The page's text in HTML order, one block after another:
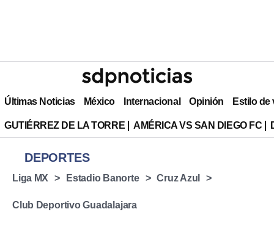
Últimas Noticias México Internacional Opinión Estilo de
GUTIÉRREZ DE LA TORRE AMÉRICA VS SAN DIEGO FC
DEPORTES
Liga MX Estadio Banorte Cruz Azul
Club Deportivo Guadalajara